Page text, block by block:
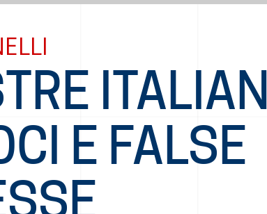
E FALSE